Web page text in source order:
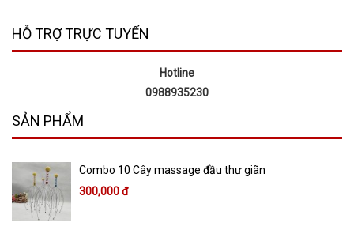
HỖ TRỢ TRỰC TUYẾN
Hotline
0988935230
SẢN PHẨM
Combo 10 Cây massage đầu thư giãn
300,000 đ